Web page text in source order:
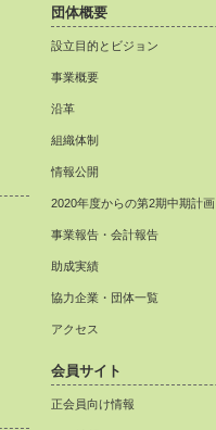
団体概要
設立目的とビジョン
事業概要
沿革
組織体制
情報公開
2020年度からの第2期中期計画
事業報告・会計報告
助成実績
協力企業・団体一覧
アクセス
会員サイト
正会員向け情報